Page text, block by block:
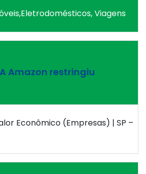
Viagens
Amazon restringiu
Econômico (Empresas) | SP –